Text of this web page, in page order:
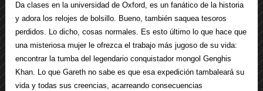
Da clases en la universidad de Oxford, es un fanático de la historia
y adora los relojes de bolsillo. Bueno, también saquea tesoros
perdidos. Lo dicho, cosas normales. Es esto último lo que hace que
una misteriosa mujer le ofrezca el trabajo más jugoso de su vida:
encontrar la tumba del legendario conquistador mongol Genghis
Khan. Lo que Gareth no sabe es que esa expedición tambaleará su
vida y todas sus creencias, acarreando consecuencias